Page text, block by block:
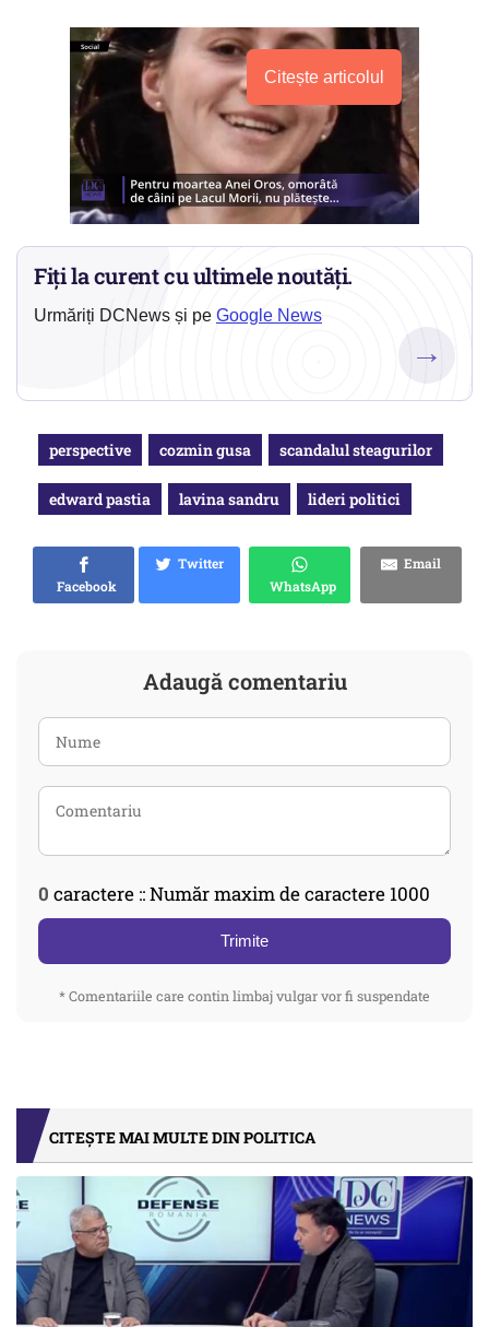
Citește articolul
Fiți la curent cu ultimele noutăți.
Urmăriți DCNews și pe Google News
→
perspective cozmin gusa scandalul steagurilor
edward pastia lavina sandru lideri politici
Facebook
Twitter
WhatsApp
Email
Adaugă comentariu
0 caractere :: Număr maxim de caractere 1000
Trimite
* Comentariile care contin limbaj vulgar vor fi suspendate
CITEȘTE MAI MULTE DIN POLITICA